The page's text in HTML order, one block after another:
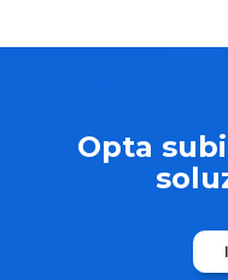
Opta